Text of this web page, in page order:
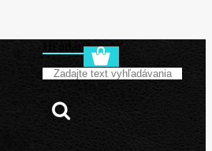
Hľadanie